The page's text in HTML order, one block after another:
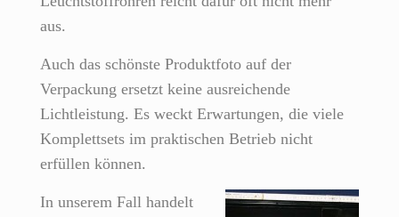
aus.
Auch das schönste Produktfoto auf der
Verpackung ersetzt keine ausreichende
Lichtleistung. Es weckt Erwartungen, die viele
Komplettsets im praktischen Betrieb nicht
erfüllen können.
In unserem Fall handelt